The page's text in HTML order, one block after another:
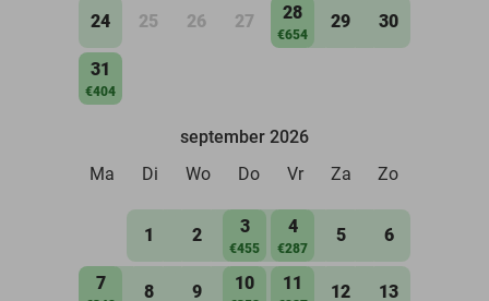
24 25 26 27 28
€654
29 30
31
€404
september 2026
Ma
Di Wo Do Vr Za Zo
1 2 3
€455
4
€287
5 6
7 8 9 10 11 12 13